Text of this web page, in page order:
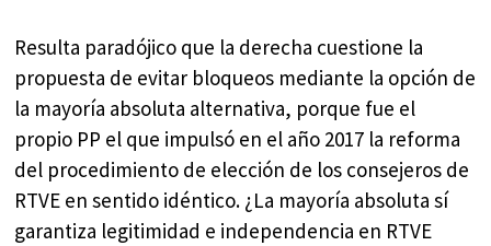
Resulta paradójico que la derecha cuestione la
propuesta de evitar bloqueos mediante la opción de
la mayoría absoluta alternativa, porque fue el
propio PP el que impulsó en el año 2017 la reforma
del procedimiento de elección de los consejeros de
RTVE en sentido idéntico. ¿La mayoría absoluta sí
garantiza legitimidad e independencia en RTVE